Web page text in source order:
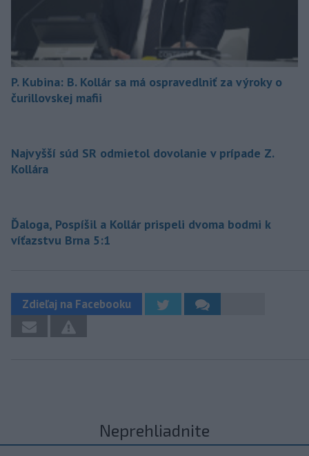
P. Kubina: B. Kollár sa má ospravedlniť za výroky o
čurillovskej mafii
Najvyšší súd SR odmietol dovolanie v prípade Z.
Kollára
Ďaloga, Pospíšil a Kollár prispeli dvoma bodmi k
víťazstvu Brna 5:1
Zdieľaj na Facebooku
Neprehliadnite